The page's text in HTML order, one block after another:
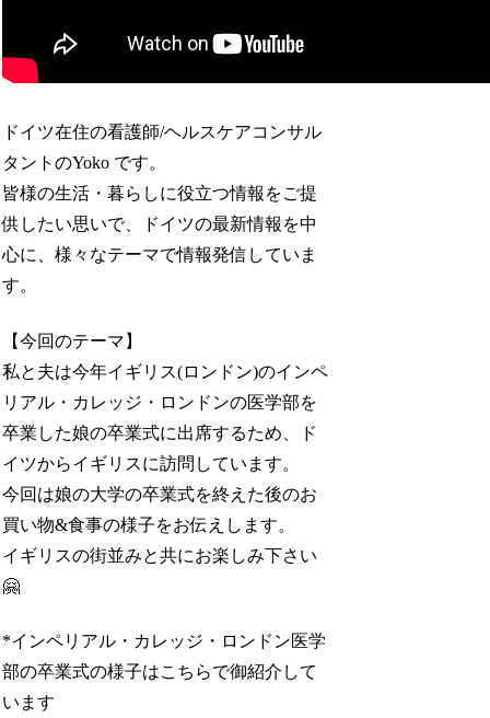
ドイツ在住の看護師/ヘルスケアコンサル
タントのYoko です。
皆様の生活・暮らしに役立つ情報をご提
供したい思いで、ドイツの最新情報を中
心に、様々なテーマで情報発信していま
す。
【今回のテーマ】
私と夫は今年イギリス(ロンドン)のインペ
リアル・カレッジ・ロンドンの医学部を
卒業した娘の卒業式に出席するため、ド
イツからイギリスに訪問しています。
今回は娘の大学の卒業式を終えた後のお
買い物&食事の様子をお伝えします。
イギリスの街並みと共にお楽しみ下さい
🤗
*インペリアル・カレッジ・ロンドン医学
部の卒業式の様子はこちらで御紹介して
います